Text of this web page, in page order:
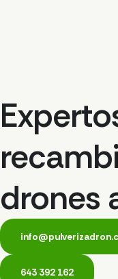
drones
643 392 162